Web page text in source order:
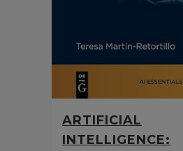
ARTIFICIAL
INTELLIGENCE: